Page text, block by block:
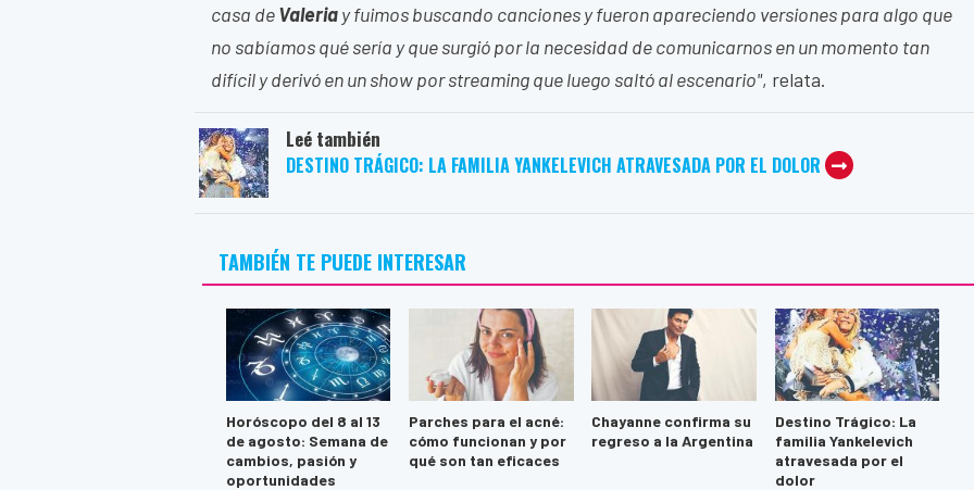
casa deValeriay fuimos buscando canciones y fueron apareciendo versiones para algo que
no sabíamos qué sería y que surgió por la necesidad de comunicarnos en un momento tan
difícil y derivó en un show por streaming que luego saltó al escenario", relata.
Leé también
DESTINO TRÁGICO: LA FAMILIA YANKELEVICH ATRAVESADA POR EL DOLOR
TAMBIÉN TE PUEDE INTERESAR
Horóscopo del 8 al 13
de agosto: Semana de
cambios, pasión y
oportunidades
Parches para el acné:
cómo funcionan y por
qué son tan eficaces
Chayanne confirma su
regreso a la Argentina
Destino Trágico: La
familia Yankelevich
atravesada por el
dolor